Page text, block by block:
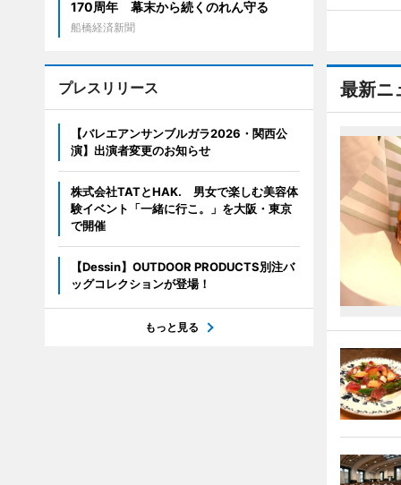
最新ニ
170周年 幕末から続くのれん守る
船橋経済新聞
プレスリリース
【バレエアンサンブルガラ2026・関西公
演】出演者変更のお知らせ
株式会社TATとHAK. 男女で楽しむ美容体
験イベント「一緒に行こ。」を大阪・東京
で開催
【Dessin】OUTDOOR PRODUCTS別注バ
ッグコレクションが登場！
もっと見る